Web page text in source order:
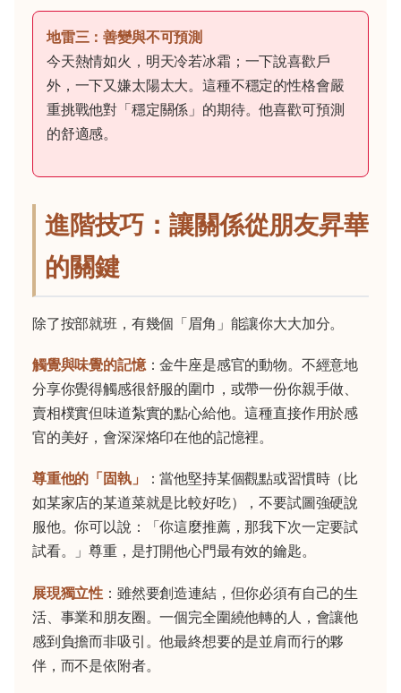
地雷三：善變與不可預測
今天熱情如火，明天冷若冰霜；一下說喜歡戶
外，一下又嫌太陽太大。這種不穩定的性格會嚴
重挑戰他對「穩定關係」的期待。他喜歡可預測
的舒適感。
進階技巧：讓關係從朋友昇華
的關鍵
除了按部就班，有幾個「眉角」能讓你大大加分。
觸覺與味覺的記憶：金牛座是感官的動物。不經意地
分享你覺得觸感很舒服的圍巾，或帶一份你親手做、
賣相樸實但味道紮實的點心給他。這種直接作用於感
官的美好，會深深烙印在他的記憶裡。
尊重他的「固執」
：當他堅持某個觀點或習慣時（比
如某家店的某道菜就是比較好吃），不要試圖強硬說
服他。你可以說：「你這麼推薦，那我下次一定要試
試看。」尊重，是打開他心門最有效的鑰匙。
展現獨立性 ：雖然要創造連結，但你必須有自己的生
活、事業和朋友圈。一個完全圍繞他轉的人，會讓他
感到負擔而非吸引。他最終想要的是並肩而行的夥
伴，而不是依附者。